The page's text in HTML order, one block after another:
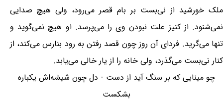
ملک خورشید از نی‌بست بر بام قصر می‌رود، ولی هیچ صدایی
نمی‌شنود. از کنیز علت نبودن وی را می‌پرسد. او هیچ نمی‌گوید و
تنها می‌گرید. فردای آن روز چون قصد رفتن به رود بنارس می‌کند، از
کنار نی‌بست می‌گذرد، ولی خانه را از یار خالی می‌یابد.
چو مینایی که بر سنگ آید از دست - دل چون شیشه‌اش یکباره
بشکست